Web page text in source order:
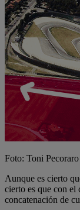
Foto: Toni
Aunque es cierto
cierto es que con el
concatenación de